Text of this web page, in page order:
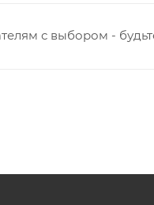
с выбором -